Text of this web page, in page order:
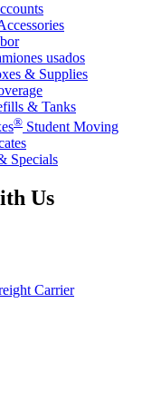
usados
& Supplies
& Tanks
® Student Moving
Specials
Us
Carrier